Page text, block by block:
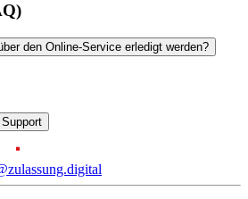
den Online-Service erledigt werden?